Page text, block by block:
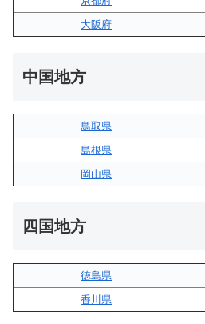
大阪府
中国地方
鳥取県
島根県
岡山県
四国地方
徳島県
香川県